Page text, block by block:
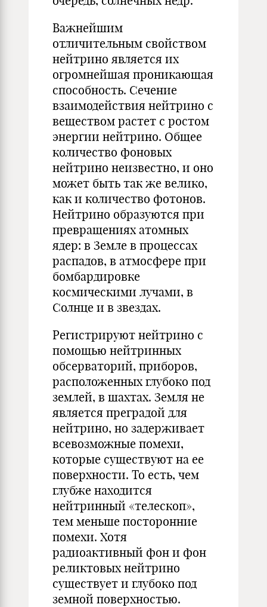
Важнейшим
отличительным свойством
нейтрино является их
огромнейшая проникающая
способность. Сечение
взаимодействия нейтрино с
веществом растет с ростом
энергии нейтрино. Общее
количество фоновых
нейтрино неизвестно, и оно
может быть так же велико,
как и количество фотонов.
Нейтрино образуются при
превращениях атомных
ядер: в Земле в процессах
распадов, в атмосфере при
бомбардировке
космическими лучами, в
Солнце и в звездах.
Регистрируют нейтрино с
помощью нейтринных
обсерваторий, приборов,
расположенных глубоко под
землей, в шахтах. Земля не
является преградой для
нейтрино, но задерживает
всевозможные помехи,
которые существуют на ее
поверхности. То есть, чем
глубже находится
нейтринный «телескоп»,
тем меньше посторонние
помехи. Хотя
радиоактивный фон и фон
реликтовых нейтрино
существует и глубоко под
земной поверхностью.